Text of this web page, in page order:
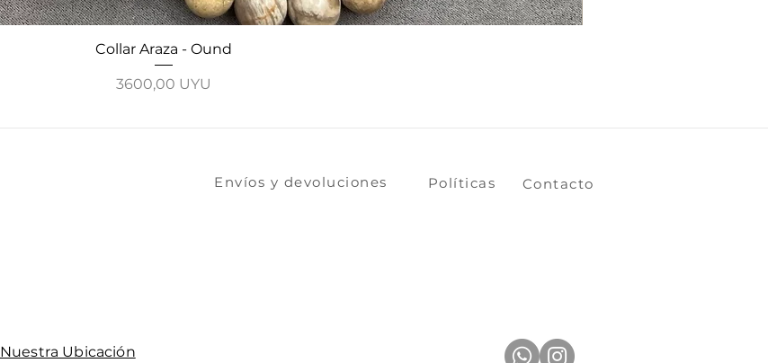
Vista rápida
Collar Araza - Ound
Precio
3600,00 UYU
​​​Envíos y devoluciones ​​​​Políticas ​​​​Contacto
Nuestra Ubicación